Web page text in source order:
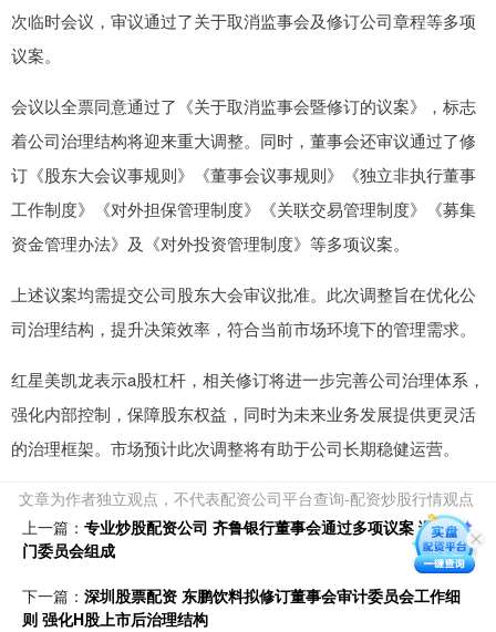
次临时会议，审议通过了关于取消监事会及修订公司章程等多项
议案。
会议以全票同意通过了《关于取消监事会暨修订的议案》，标志
着公司治理结构将迎来重大调整。同时，董事会还审议通过了修
订《股东大会议事规则》《董事会议事规则》《独立非执行董事
工作制度》《对外担保管理制度》《关联交易管理制度》《募集
资金管理办法》及《对外投资管理制度》等多项议案。
上述议案均需提交公司股东大会审议批准。此次调整旨在优化公
司治理结构，提升决策效率，符合当前市场环境下的管理需求。
红星美凯龙表示a股杠杆，相关修订将进一步完善公司治理体系，
强化内部控制，保障股东权益，同时为未来业务发展提供更灵活
的治理框架。市场预计此次调整将有助于公司长期稳健运营。
文章为作者独立观点，不代表配资公司平台查询-配资炒股行情观点
上一篇： 专业炒股配资公司 齐鲁银行董事会通过多项议案 调整专
门委员会组成
下一篇： 深圳股票配资 东鹏饮料拟修订董事会审计委员会工作细
则 强化H股上市后治理结构